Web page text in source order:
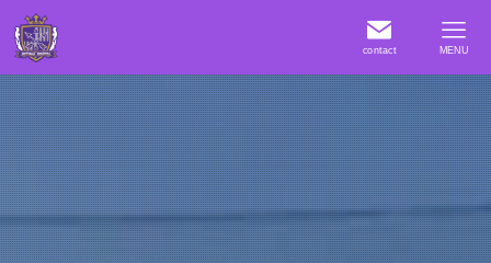
contact MENU